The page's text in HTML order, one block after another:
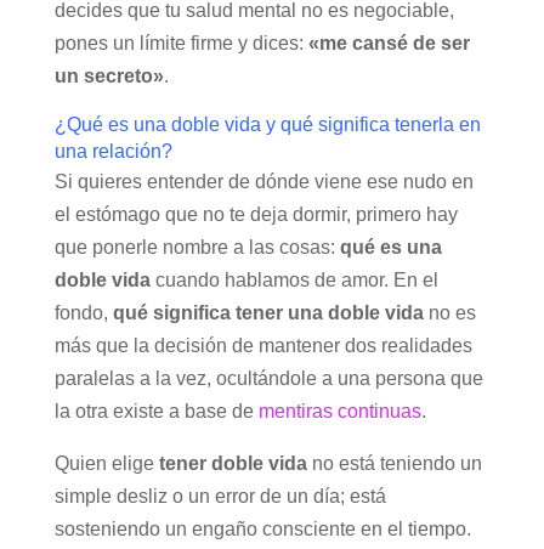
decides que tu salud mental no es negociable,
pones un límite firme y dices: «me cansé de ser
un secreto».
¿Qué es una doble vida y qué significa tenerla en
una relación?
Si quieres entender de dónde viene ese nudo en
el estómago que no te deja dormir, primero hay
que ponerle nombre a las cosas: qué es una
doble vidacuando hablamos de amor. En el
fondo, qué significa tener una doble vidano es
más que la decisión de mantener dos realidades
paralelas a la vez, ocultándole a una persona que
la otra existe a base de mentiras continuas.
Quien elige tener doble vidano está teniendo un
simple desliz o un error de un día; está
sosteniendo un engaño consciente en el tiempo.